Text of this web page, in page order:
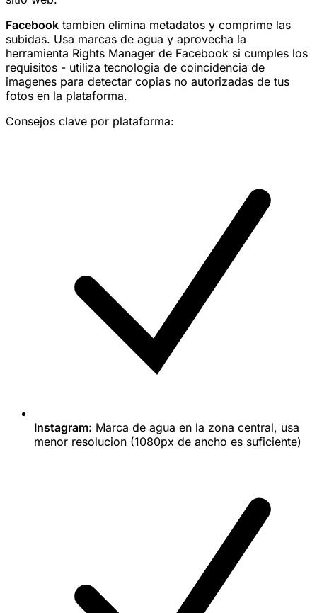
Facebook tambien elimina metadatos y comprime las
subidas. Usa marcas de agua y aprovecha la
herramienta Rights Manager de Facebook si cumples los
requisitos - utiliza tecnologia de coincidencia de
imagenes para detectar copias no autorizadas de tus
fotos en la plataforma.
Consejos clave por plataforma:
Instagram: Marca de agua en la zona central, usa
menor resolucion (1080px de ancho es suficiente)